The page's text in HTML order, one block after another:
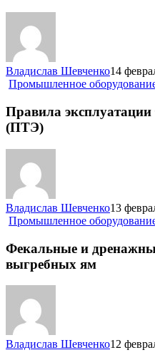
Владислав Шевченко14
Промышленное
Правила эксплуатации
(ПТЭ)
Владислав Шевченко13
Промышленное
Фекальные и
выгребных ям
Владислав Шевченко12